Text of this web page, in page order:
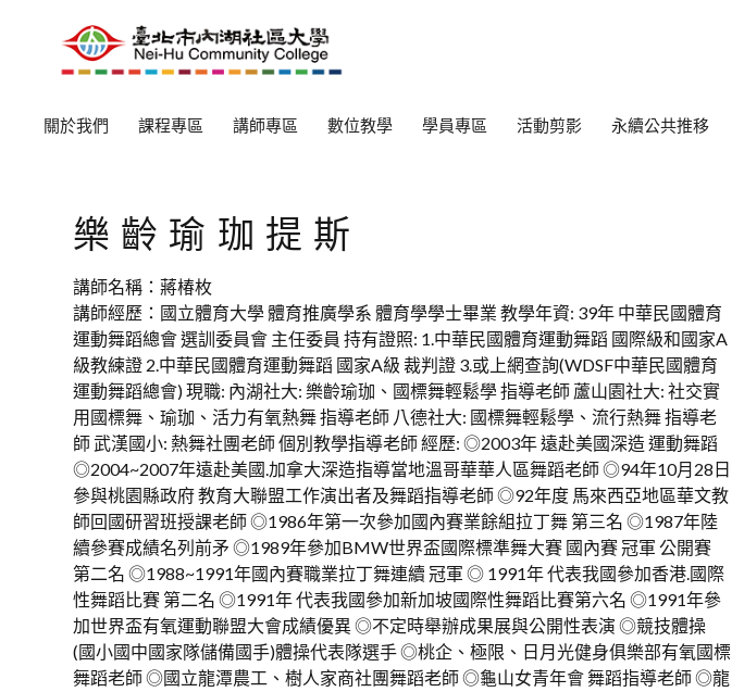
關於我們 課程專區 講師專區 數位教學 學員專區 活動剪影 永續公共推移
樂齡瑜珈提斯
講師名稱：蔣椿枚
講師經歷：國立體育大學 體育推廣學系 體育學學士畢業 教學年資: 39年 中華民國體育
運動舞蹈總會 選訓委員會 主任委員 持有證照: 1.中華民國體育運動舞蹈 國際級和國家A
級教練證 2.中華民國體育運動舞蹈 國家A級 裁判證 3.或上網查詢(WDSF中華民國體育
運動舞蹈總會) 現職: 內湖社大: 樂齡瑜珈、國標舞輕鬆學 指導老師 蘆山園社大: 社交實
用國標舞、瑜珈、活力有氧熱舞 指導老師 八德社大: 國標舞輕鬆學、流行熱舞 指導老
師 武漢國小: 熱舞社團老師 個別教學指導老師 經歷: ◎2003年 遠赴美國深造 運動舞蹈
◎2004~2007年遠赴美國.加拿大深造指導當地溫哥華華人區舞蹈老師 ◎94年10月28日
參與桃園縣政府 教育大聯盟工作演出者及舞蹈指導老師 ◎92年度 馬來西亞地區華文教
師回國研習班授課老師 ◎1986年第一次參加國內賽業餘組拉丁舞 第三名 ◎1987年陸
續參賽成績名列前矛 ◎1989年參加BMW世界盃國際標準舞大賽 國內賽 冠軍 公開賽
第二名 ◎1988~1991年國內賽職業拉丁舞連續 冠軍 ◎ 1991年 代表我國參加香港.國際
性舞蹈比賽 第二名 ◎1991年 代表我國參加新加坡國際性舞蹈比賽第六名 ◎1991年參
加世界盃有氧運動聯盟大會成績優異 ◎不定時舉辦成果展與公開性表演 ◎競技體操
(國小國中國家隊儲備國手)體操代表隊選手 ◎桃企、極限、日月光健身俱樂部有氧國標
舞蹈老師 ◎國立龍潭農工、樹人家商社團舞蹈老師 ◎龜山女青年會 舞蹈指導老師 ◎龍